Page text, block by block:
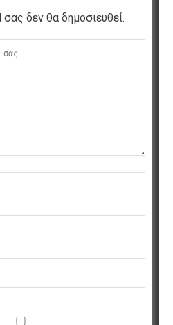
δεν θα δημοσιευθεί.